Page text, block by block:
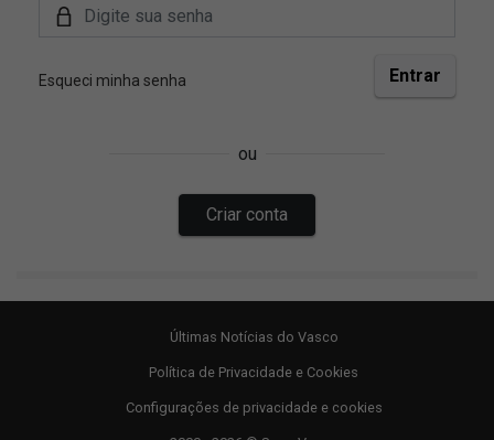
Últimas Notícias do Vasco
Política de Privacidade e Cookies
Configurações de privacidade e cookies